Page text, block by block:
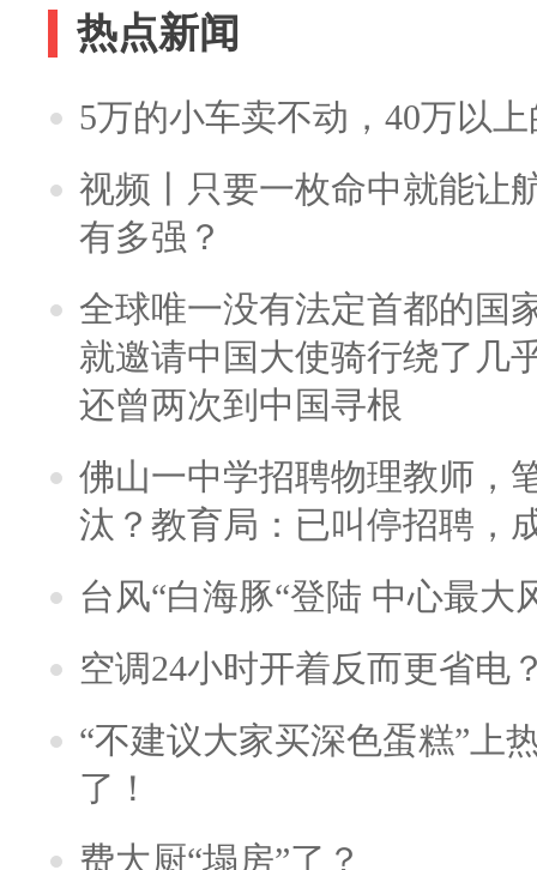
热点新闻
5万的小车卖不动，40万以
视频丨只要一枚命中就能让
有多强？
全球唯一没有法定首都的国
就邀请中国大使骑行绕了几
还曾两次到中国寻根
佛山一中学招聘物理教师，
汰？教育局：已叫停招聘，
台风“白海豚“登陆 中心最大
空调24小时开着反而更省电
“不建议大家买深色蛋糕”上
了！
费大厨“塌房”了？